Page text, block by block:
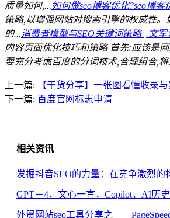
质量如何,...如何做seo博客优化?seo博
策略,以增强网站对搜索引擎的权威性
的...消费者模型与SEO关键词策略 | 文军
内容页面优化技巧和策略 首先:应该是
要充分考虑百度的分词技术,合理组合,
上一篇:
【干货分享】一张图看懂收录
下一篇: 百度官网标志申请
相关资讯
发掘抖音SEO的力量：在竞争激烈的
GPT－4，文心一言，Copilot，AI历
外贸网站seo工具分享之